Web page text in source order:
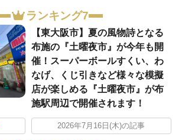
ランキング7
【東大阪市】夏の風物詩となる
布施の『土曜夜市』が今年も開
催！スーパーボールすくい、わ
なげ、くじ引きなど様々な模擬
店が楽しめる『土曜夜市』が布
施駅周辺で開催されます！
2026年7月16日(木)の記事